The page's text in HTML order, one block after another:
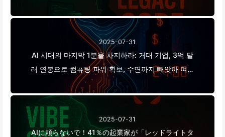
천히 배우는 AI163
2025-07-31
AI 시대의 마지막 1분을 차지하라: 거대 기업, 3억 달
러 연봉으로 컴퓨팅 파워 확보, 수면까지 빼앗아 여가
시간을 착취해 광고주에게 판매하다 — AI를 천천히
배우기 166
2025-07-31
AIに頼らないで！41％の起業家が「レッドライトタ